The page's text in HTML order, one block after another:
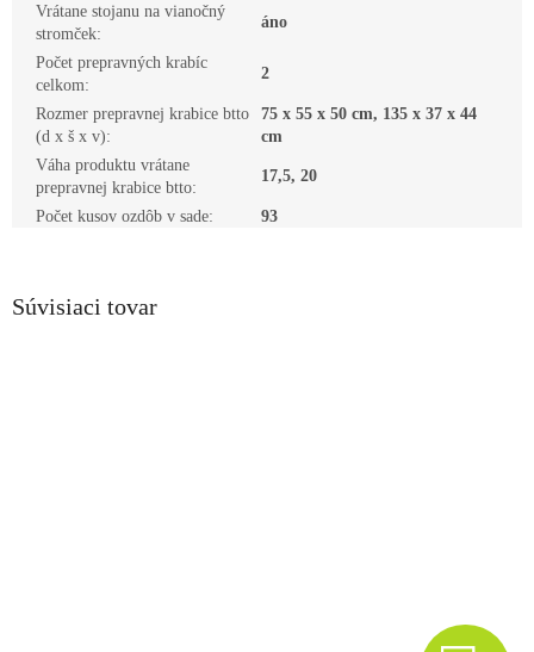
Súvisiaci tovar
Vrátane stojanu na vianočný
stromček:
áno
Počet prepravných krabíc
celkom:
2
Rozmer prepravnej krabice btto
(d x š x v):
75 x 55 x 50 cm, 135 x 37 x 44
cm
Váha produktu vrátane
prepravnej krabice btto:
17,5, 20
Počet kusov ozdôb v sade: 93